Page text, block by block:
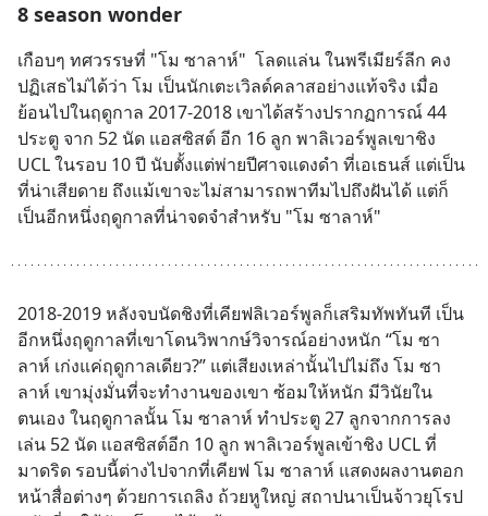
8 season wonder
เกือบๆ ทศวรรษที่ "โม ซาลาห์"  โลดแล่น ในพรีเมียร์ลีก คง
ปฏิเสธไม่ได้ว่า โม เป็นนักเตะเวิลด์คลาสอย่างแท้จริง เมื่อ
ย้อนไปในฤดูกาล 2017-2018 เขาได้สร้างปรากฏการณ์ 44
ประตู จาก 52 นัด แอสซิสต์ อีก 16 ลูก พาลิเวอร์พูลเขาชิง
UCL ในรอบ 10 ปี นับตั้งแต่พ่ายปีศาจแดงดำ ที่เอเธนส์ แต่เป็น
ที่น่าเสียดาย ถึงแม้เขาจะไม่สามารถพาทีมไปถึงฝันได้ แต่ก็
เป็นอีกหนึ่งฤดูกาลที่น่าจดจำสำหรับ "โม ซาลาห์"
2018-2019 หลังจบนัดชิงที่เคียฟลิเวอร์พูลก็เสริมทัพทันที เป็น
อีกหนึ่งฤดูกาลที่เขาโดนวิพากษ์วิจารณ์อย่างหนัก “โม ซา
ลาห์ เก่งแค่ฤดูกาลเดียว?” แต่เสียงเหล่านั้นไปไม่ถึง โม ซา
ลาห์ เขามุ่งมั่นที่จะทำงานของเขา ซ้อมให้หนัก มีวินัยใน
ตนเอง ในฤดูกาลนั้น โม ซาลาห์ ทำประตู 27 ลูกจากการลง
เล่น 52 นัด เเอสซิสต์อีก 10 ลูก พาลิเวอร์พูลเข้าชิง UCL ที่
มาดริด รอบนี้ต่างไปจากที่เคียฟ โม ซาลาห์ แสดงผลงานตอก
หน้าสื่อต่างๆ ด้วยการเถลิง ถ้วยหูใหญ่ สถาปนาเป็นจ้าวยุโรป